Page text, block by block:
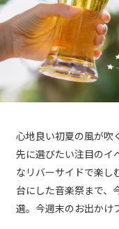
心地良い初夏の風が吹
先に選びたい注目のイ
なリバーサイドで楽し
台にした音楽祭まで、
選。今週末のお出かけ